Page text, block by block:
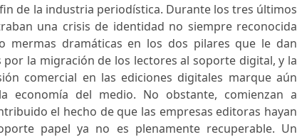
de la industria periodística. Durante los tres últimos
una crisis de identidad no siempre reconocida
mermas dramáticas en los dos pilares que le dan
la migración de los lectores al soporte digital, y la
comercial en las ediciones digitales marque aún
economía del medio. No obstante, comienzan a
el hecho de que las empresas editoras hayan
papel ya no es plenamente recuperable. Un